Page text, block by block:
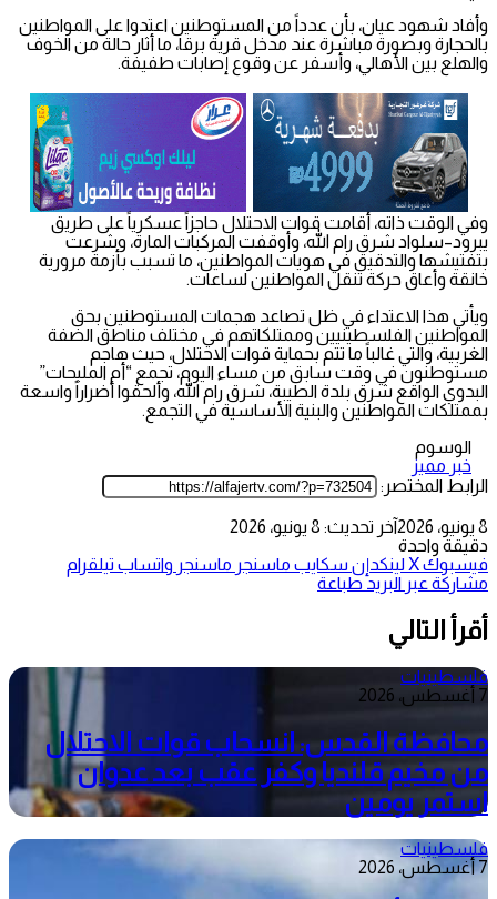
وأفاد شهود عيان، بأن عدداً من المستوطنين اعتدوا على المواطنين
بالحجارة وبصورة مباشرة عند مدخل قرية برقا، ما أثار حالة من الخوف
والهلع بين الأهالي، وأسفر عن وقوع إصابات طفيفة.
وفي الوقت ذاته، أقامت قوات الاحتلال حاجزاً عسكرياً على طريق
يبرود–سلواد شرق رام الله، وأوقفت المركبات المارة، وشرعت
بتفتيشها والتدقيق في هويات المواطنين، ما تسبب بأزمة مرورية
خانقة وأعاق حركة تنقل المواطنين لساعات.
ويأتي هذا الاعتداء في ظل تصاعد هجمات المستوطنين بحق
المواطنين الفلسطينيين وممتلكاتهم في مختلف مناطق الضفة
الغربية، والتي غالباً ما تتم بحماية قوات الاحتلال، حيث هاجم
مستوطنون في وقت سابق من مساء اليوم، تجمع “أم المليحات”
البدوي الواقع شرق بلدة الطيبة، شرق رام الله، وألحقوا أضراراً واسعة
بممتلكات المواطنين والبنية الأساسية في التجمع.
الوسوم
خبر مميز
الرابط المختصر:
8 يونيو، 2026
آخر تحديث: 8 يونيو، 2026
دقيقة واحدة
فيسبوك‫Xلينكدإن سكايب ماسنجر ماسنجر واتساب تيلقرام
مشاركة عبر البريد طباعة
أقرأ التالي
فلسطينيات
7 أغسطس، 2026
محافظة القدس: انسحاب قوات الاحتلال
من مخيم قلنديا وكفر عقب بعد عدوان
استمر يومين
فلسطينيات
7 أغسطس، 2026